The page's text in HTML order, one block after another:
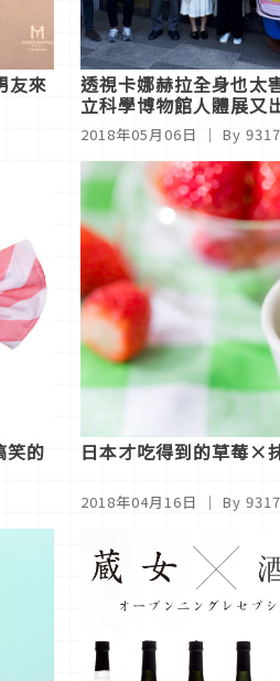
友來 透視卡娜赫拉全身也太
立科學博物館人體展又
啦
2018年05月06日 ｜ By 9317
笑的 日本才吃得到的草莓×
2018年04月16日 ｜ By 9317